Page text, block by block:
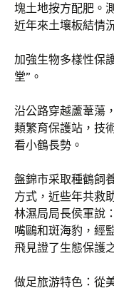
塊土地按方配肥。
近年來土壤板結情
加強生物多樣性保
堂”。
沿公路穿越蘆葦蕩
類繁育保護站，技
看小鶴長勢。
盤錦市采取種鶴飼
方式，近些年共救
林濕局局長侯軍說
嘴鷗和斑海豹，經
飛見證了生態保護
做足旅游特色：從